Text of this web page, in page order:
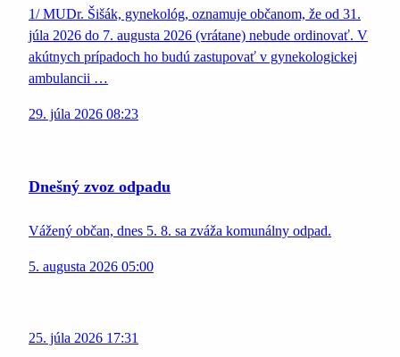
1/ MUDr. Šišák, gynekológ, oznamuje občanom, že od 31.
júla 2026 do 7. augusta 2026 (vrátane) nebude ordinovať. V
akútnych prípadoch ho budú zastupovať v gynekologickej
ambulancii …
29. júla 2026 08:23
Dnešný zvoz odpadu
Vážený občan, dnes 5. 8. sa zváža komunálny odpad.
5. augusta 2026 05:00
25. júla 2026 17:31